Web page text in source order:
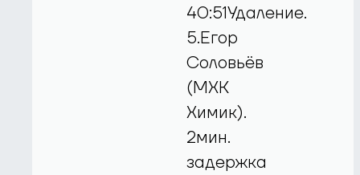
40:51Удаление.
5.Егор
Соловьёв
(МХК
Химик).
2мин.
задержка